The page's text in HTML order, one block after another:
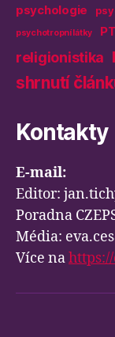
psychologie
psychotropní látky
religionistika
shrnutí
Kontakty
E-mail:
Editor:
Poradna
Média:
Více na